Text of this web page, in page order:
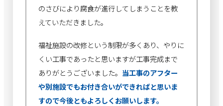
のさびにより腐食が進行してしまうことを教
えていただきました。
福祉施設の改修という制限が多くあり、やりに
くい工事であったと思いますが工事完成まで
ありがとうございました。 当工事のアフター
や別施設でもお付き合いができればと思いま
すので今後ともよろしくお願いします。